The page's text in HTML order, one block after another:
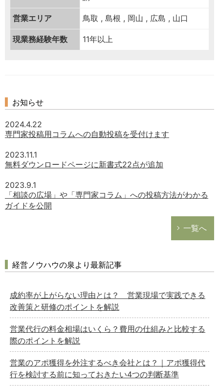
営業エリア 鳥取 , 島根 , 岡山 , 広島 , 山口
現業務経験年数 11年以上
お知らせ
2024.4.22
専門家投稿用コラムへの自動投稿を受付けます
2023.11.1
無料ダウンロードページに新書式22点が追加
2023.9.1
「相談の広場」や「専門家コラム」への投稿方法がわかる
ガイドを公開
一覧へ
経営ノウハウの泉より最新記事
成約率が上がらない理由とは？ 営業現場で実践できる
改善策と研修のポイントを解説
営業代行の料金相場はいくら？費用の仕組みと比較する
際のポイントを解説
営業のアポ獲得を外注するべき会社とは？｜アポ獲得代
行を検討する前に知っておきたい4つの判断基準